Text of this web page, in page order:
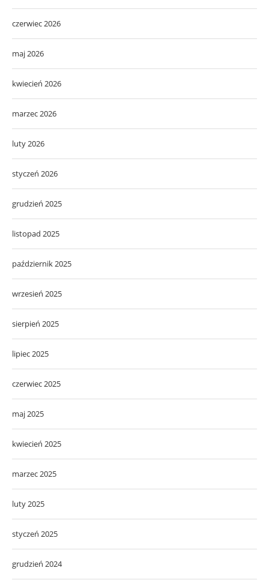
czerwiec 2026
maj 2026
kwiecień 2026
marzec 2026
luty 2026
styczeń 2026
grudzień 2025
listopad 2025
październik 2025
wrzesień 2025
sierpień 2025
lipiec 2025
czerwiec 2025
maj 2025
kwiecień 2025
marzec 2025
luty 2025
styczeń 2025
grudzień 2024